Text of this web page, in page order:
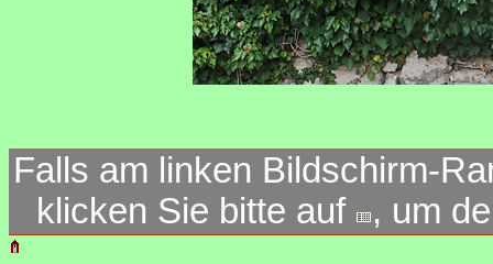
Falls am linken Bildschirm-
klicken Sie bitte auf
, um